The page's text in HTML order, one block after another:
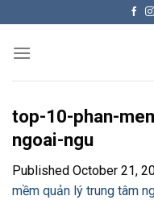
content
top-10-phan-
ngoai-ngu
Published October 21,
mềm quản lý trung tâm